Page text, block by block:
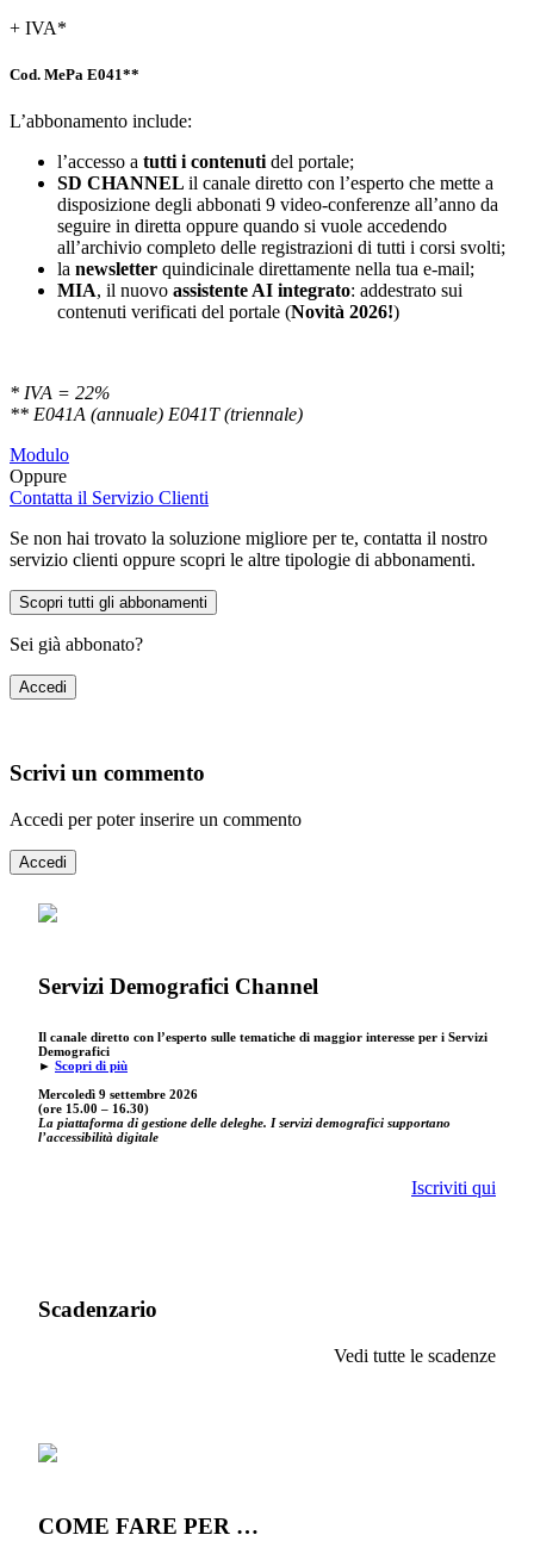
+ IVA*
Cod. MePa E041**
L’abbonamento include:
l’accesso a tutti i contenutidel portale;
SD CHANNEL il canale diretto con l’esperto che mette a
disposizione degli abbonati 9 video-conferenze all’anno da
seguire in diretta oppure quando si vuole accedendo
all’archivio completo delle registrazioni di tutti i corsi svolti;
la newsletter quindicinale direttamente nella tua e-mail;
MIA, il nuovo assistente AI integrato: addestrato sui
contenuti verificati del portale (Novità 2026!)
* IVA = 22%
** E041A (annuale) E041T (triennale)
Modulo
Oppure
Contatta il Servizio Clienti
Se non hai trovato la soluzione migliore per te, contatta il nostro
servizio clienti oppure scopri le altre tipologie di abbonamenti.
Scopri tutti gli abbonamenti
Sei già abbonato?
Accedi
Scrivi un commento
Accedi per poter inserire un commento
Accedi
Servizi Demografici Channel
Il canale diretto con l’esperto sulle tematiche di maggior interesse per i Servizi
Demografici
► Scopri di più
Mercoledì 9 settembre 2026
(ore 15.00 – 16.30)
La piattaforma di gestione delle deleghe. I servizi demografici supportano
l’accessibilità digitale
Iscriviti qui
Scadenzario
Vedi tutte le scadenze
COME FARE PER …